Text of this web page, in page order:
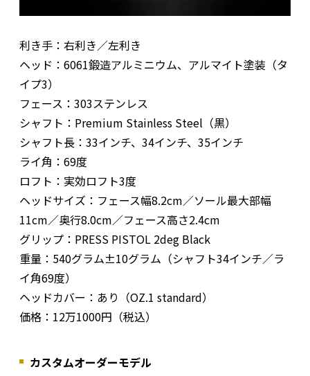
利き手：右利き／左利き
ヘッド：6061鍛造アルミニウム、アルマイト塗装（タ
イプ3）
フェース：303ステンレス
シャフト：Premium Stainless Steel（黒）
シャフト長：33インチ、34インチ、35インチ
ライ角：69度
ロフト：実効ロフト3度
ヘッドサイズ：フェース幅8.2cm／ソール最大部幅
11cm／奥行8.0cm／フェース高さ2.4cm
グリップ：PRESS PISTOL 2deg Black
重量：540グラム±10グラム（シャフト34インチ／ラ
イ角69度）
ヘッドカバー：あり（OZ.1 standard）
価格：12万1000円（税込）
カスタムオーダーモデル